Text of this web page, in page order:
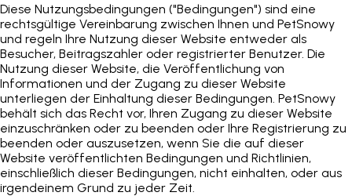
Diese Nutzungsbedingungen ("Bedingungen") sind eine
rechtsgültige Vereinbarung zwischen Ihnen und PetSnowy
und regeln Ihre Nutzung dieser Website entweder als
Besucher, Beitragszahler oder registrierter Benutzer. Die
Nutzung dieser Website, die Veröffentlichung von
Informationen und der Zugang zu dieser Website
unterliegen der Einhaltung dieser Bedingungen. PetSnowy
behält sich das Recht vor, Ihren Zugang zu dieser Website
einzuschränken oder zu beenden oder Ihre Registrierung zu
beenden oder auszusetzen, wenn Sie die auf dieser
Website veröffentlichten Bedingungen und Richtlinien,
einschließlich dieser Bedingungen, nicht einhalten, oder aus
irgendeinem Grund zu jeder Zeit.